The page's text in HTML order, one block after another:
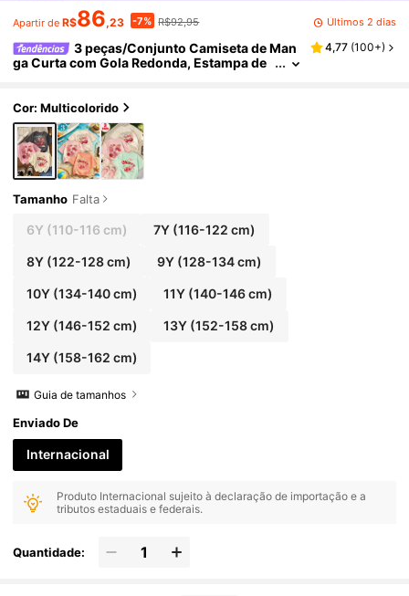
Apartir de R$86,23 -7% R$92,95 Últimos 2 dias
3 peças/Conjunto Camiseta de Man
ga Curta com Gola Redonda, Estampa de
o de Crianças
4,77 (100+)
Cor: Multicolorido
Tamanho Falta
6Y (110-116 cm) 7Y (116-122 cm)
8Y(122-128 cm) 9Y (128-134 cm)
10Y(134-140 cm) 11Y (140-146 cm)
12Y(146-152 cm) 13Y (152-158 cm)
14Y(158-162 cm)
Guia de tamanhos
Enviado De
Internacional
Produto Internacional sujeito à declaração de importação e a
tributos estaduais e federais.
Quantidade: